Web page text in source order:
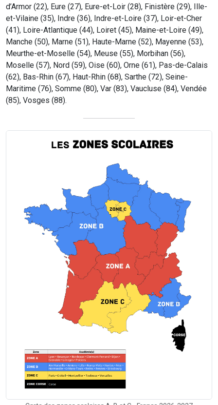
d’Armor (22), Eure (27), Eure-et-Loir (28), Finistère (29), Ille-
et-Vilaine (35), Indre (36), Indre-et-Loire (37), Loir-et-Cher
(41), Loire-Atlantique (44), Loiret (45), Maine-et-Loire (49),
Manche (50), Marne (51), Haute-Marne (52), Mayenne (53),
Meurthe-et-Moselle (54), Meuse (55), Morbihan (56),
Moselle (57), Nord (59), Oise (60), Orne (61), Pas-de-Calais
(62), Bas-Rhin (67), Haut-Rhin (68), Sarthe (72), Seine-
Maritime (76), Somme (80), Var (83), Vaucluse (84), Vendée
(85), Vosges (88).